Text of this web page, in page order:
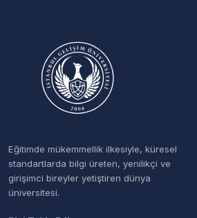
Eğitimde mükemmellik ilkesiyle, küresel
standartlarda bilgi üreten, yenilikçi ve
girişimci bireyler yetiştiren dünya
üniversitesi.